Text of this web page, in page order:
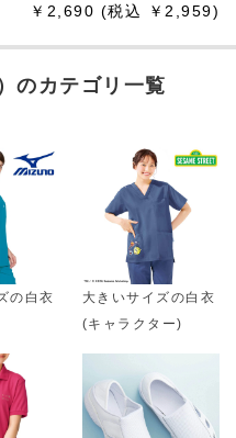
￥2,690 (税込 ￥2,959)
のカテゴリ一覧
の白衣
大きいサイズの白衣
(キャラクター)